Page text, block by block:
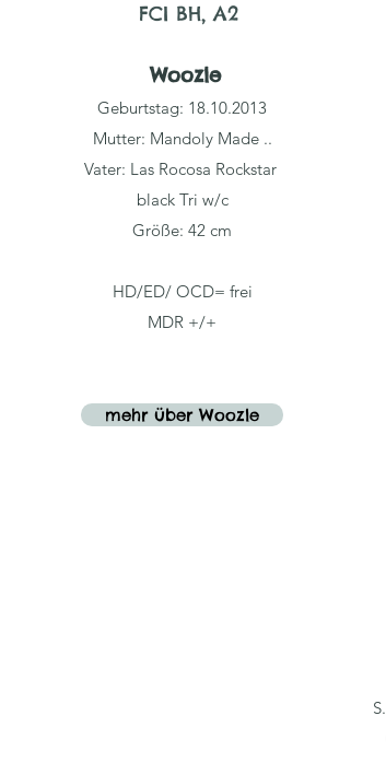
FCI BH, A2
Woozle
Geburtstag: 18.10.2013
Mutter: Mandoly Made ..
Vater: Las Rocosa Rockstar
black Tri w/c
Größe: 42 cm
HD/ED/ OCD= frei
MDR +/+
mehr über Woozle